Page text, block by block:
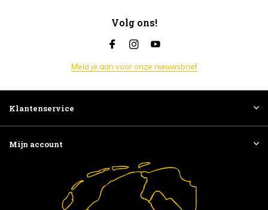
Volg ons!
Meld je aan voor onze nieuwsbrief
Klantenservice
Mijn account